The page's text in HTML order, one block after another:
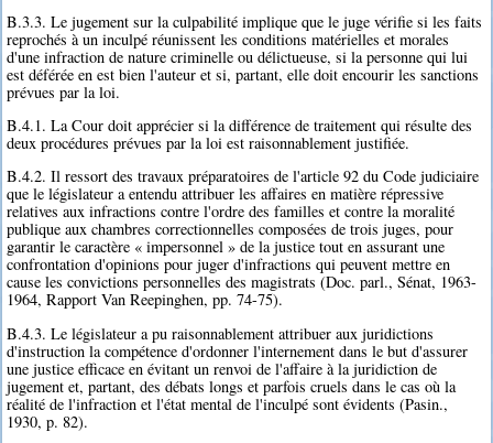
B.3.3. Le jugement sur la culpabilité implique que le juge vérifie si les faits
reprochés à un inculpé réunissent les conditions matérielles et morales
d'une infraction de nature criminelle ou délictueuse, si la personne qui lui
est déférée en est bien l'auteur et si, partant, elle doit encourir les sanctions
prévues par la loi.
B.4.1. La Cour doit apprécier si la différence de traitement qui résulte des
deux procédures prévues par la loi est raisonnablement justifiée.
B.4.2. Il ressort des travaux préparatoires de l'article 92 du Code judiciaire
que le législateur a entendu attribuer les affaires en matière répressive
relatives aux infractions contre l'ordre des familles et contre la moralité
publique aux chambres correctionnelles composées de trois juges, pour
garantir le caractère « impersonnel » de la justice tout en assurant une
confrontation d'opinions pour juger d'infractions qui peuvent mettre en
cause les convictions personnelles des magistrats (Doc. parl., Sénat, 1963-
1964, Rapport Van Reepinghen, pp. 74-75).
B.4.3. Le législateur a pu raisonnablement attribuer aux juridictions
d'instruction la compétence d'ordonner l'internement dans le but d'assurer
une justice efficace en évitant un renvoi de l'affaire à la juridiction de
jugement et, partant, des débats longs et parfois cruels dans le cas où la
réalité de l'infraction et l'état mental de l'inculpé sont évidents (Pasin.,
1930, p. 82).